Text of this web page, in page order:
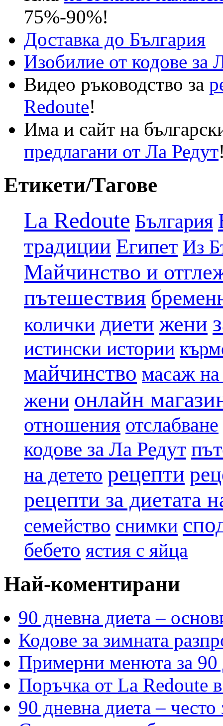
75%-90%!
Доставка до България
Изобилие от кодове за
Видео ръководство за
Redoute!
Има и сайт на
предлагани от Ла Редут
Етикети/Тагове
La Redoute България
традиции Египет Из
Майчинство и
пътешествия
колички диети жени
истински истории
майчинство масаж на
жени онлайн
отношения отслабване
кодове за Ла Редут
на детето рецепти
рецепти за диетата
семейство снимки
бебето ястия с яйца
Най-коментирани
90 дневна диета –
Кодове за зимната
Примерни менюта за 90
Поръчка от La Redoute
90 дневна диета –